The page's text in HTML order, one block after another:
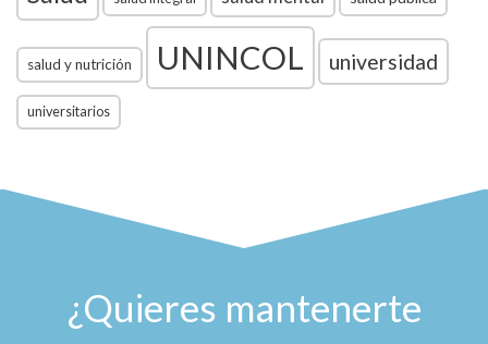
salud y nutrición UNINCOL universidad
universitarios
¿Quieres mantenerte